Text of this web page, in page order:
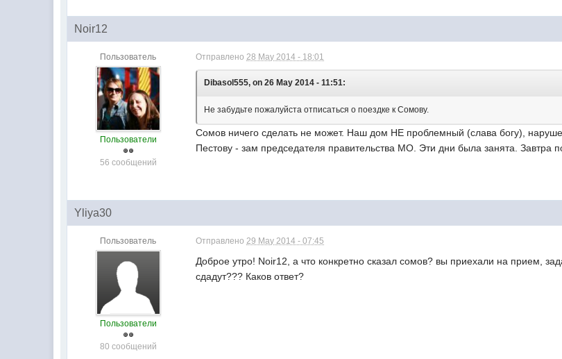
Noir12
Пользователь
Пользователи
56 сообщений
Отправлено28 May 2014 - 18:01
Dibasol555, on 26 May 2014 - 11:51:
Не забудьте пожалуйста отписаться о поездке к Сомову.
Сомов ничего сделать не может. Наш дом НЕ проблемный (слава богу),
Пестову - зам председателя правительства МО. Эти дни была занята. Завтра
Yliya30
Пользователь
Пользователи
80 сообщений
Отправлено29 May 2014 - 07:45
Доброе утро! Noir12, а что конкретно сказал сомов? вы приехали на прием,
сдадут??? Каков ответ?